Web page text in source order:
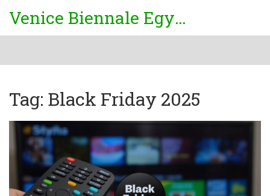
Venice Biennale Egypt
Tag: Black Friday 2025